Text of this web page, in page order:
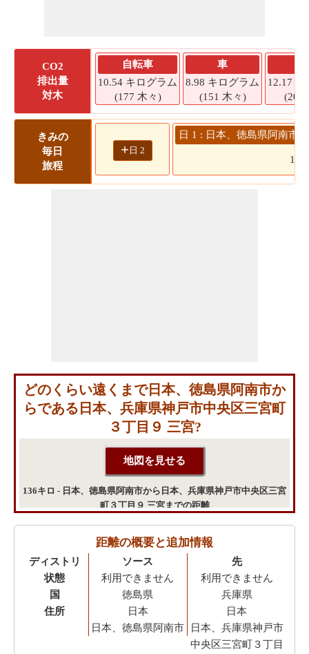
CO2
排出量
対木
自転車
10.54 キログラム
(177 木々)
車
8.98 キログラム
(151 木々)
12.17 キ
(204
きみの
毎日
旅程
+ 日 2
日 1 : 日本、徳島県阿南市
136
どのくらい遠くまで日本、徳島県阿南市か
らである日本、兵庫県神戸市中央区三宮町
３丁目９ 三宮?
136キロ - 日本、徳島県阿南市から日本、兵庫県神戸市中央区三宮
町３丁目９ 三宮までの距離
距離の概要と追加情報
ディストリ
状態
国
住所
ソース
利用できません
徳島県
日本
日本、徳島県阿南市
先
利用できません
兵庫県
日本
日本、兵庫県神戸市
中央区三宮町３丁目